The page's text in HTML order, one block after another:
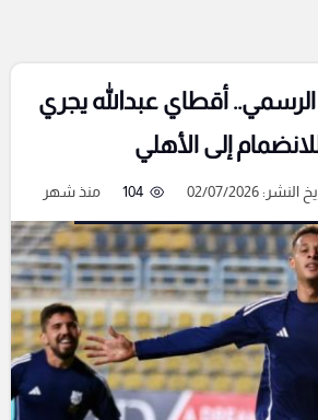
الرسمي.. أقطاي عبدالله يجري
إلى الأهلي
النشر: 02/07/2026 104 منذ شهر